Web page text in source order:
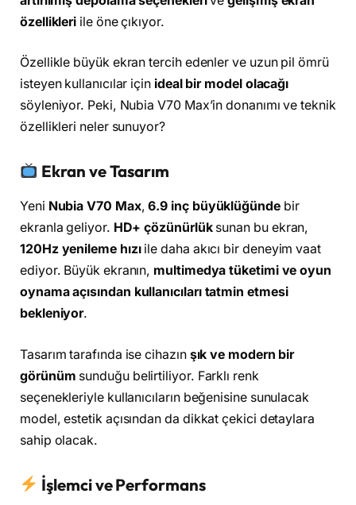
özellikleri ile öne çıkıyor.
Özellikle büyük ekran tercih edenler ve uzun pil ömrü
isteyen kullanıcılar için ideal bir model olacağı
söyleniyor. Peki, Nubia V70 Max’in donanımı ve teknik
özellikleri neler sunuyor?
Ekran ve Tasarım
Yeni Nubia V70 Max,6.9 inç büyüklüğündebir
ekranla geliyor. HD+ çözünürlüksunan bu ekran,
120Hz yenileme hızıile daha akıcı bir deneyim vaat
ediyor. Büyük ekranın, multimedya tüketimi ve oyun
oynama açısından kullanıcıları tatmin etmesi
bekleniyor.
Tasarım tarafında ise cihazın şık ve modern bir
görünüm sunduğu belirtiliyor. Farklı renk
seçenekleriyle kullanıcıların beğenisine sunulacak
model, estetik açısından da dikkat çekici detaylara
sahip olacak.
İşlemci ve Performans